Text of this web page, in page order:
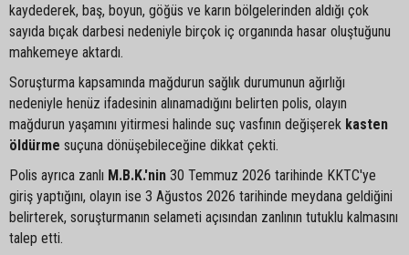
kaydederek, baş, boyun, göğüs ve karın bölgelerinden aldığı çok
sayıda bıçak darbesi nedeniyle birçok iç organında hasar oluştuğunu
mahkemeye aktardı.
Soruşturma kapsamında mağdurun sağlık durumunun ağırlığı
nedeniyle henüz ifadesinin alınamadığını belirten polis, olayın
mağdurun yaşamını yitirmesi halinde suç vasfının değişerek kasten
öldürme suçuna dönüşebileceğine dikkat çekti.
Polis ayrıca zanlı M.B.K.'nin 30 Temmuz 2026 tarihinde KKTC'ye
giriş yaptığını, olayın ise 3 Ağustos 2026 tarihinde meydana geldiğini
belirterek, soruşturmanın selameti açısından zanlının tutuklu kalmasını
talep etti.